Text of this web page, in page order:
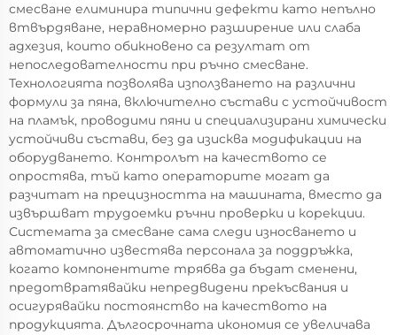
смесване елиминира типични дефекти като непълно
втвърдяване, неравномерно разширение или слаба
адхезия, които обикновено са резултат от
непоследователности при ръчно смесване.
Технологията позволява използването на различни
формули за пяна, включително състави с устойчивост
на пламък, проводими пяни и специализирани химически
устойчиви състави, без да изисква модификации на
оборудването. Контролът на качеството се
опростява, тъй като операторите могат да
разчитат на прецизността на машината, вместо да
извършват трудоемки ръчни проверки и корекции.
Системата за смесване сама следи износването и
автоматично известява персонала за поддръжка,
когато компонентите трябва да бъдат сменени,
предотвратявайки непредвидени прекъсвания и
осигурявайки постоянство на качеството на
продукцията. Дългосрочната икономия се увеличава